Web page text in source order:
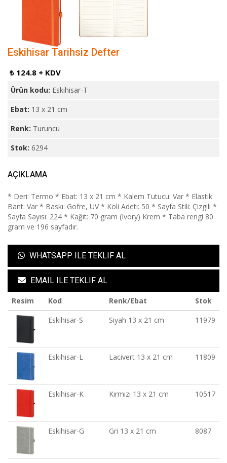
Eskihisar Tarihsiz Defter
₺ 124.8 + KDV
Ürün kodu: Eskihisar-T
Ebat: 13 x 21 cm
Renk: Turuncu
Stok: 6294
AÇIKLAMA
* Deri: Termo * Ebat: 13 x 21 cm * Kalem Tutucu: Var * Elastik
Bant: Var * Baskı: Gofre, UV * Koli Adeti: 50 * Sayfa Stili: Çizgili *
Sayfa Sayısı: 224 * Kağıt: 70 gram (Ivory) Krem * Taba rengi 80
gram ve 196 sayfadır.
WHATSAPP ILE TEKLIF AL
EMAIL ILE TEKLIF AL
Resim Kod Renk/Ebat
Stok
Eskihisar-S
Siyah 13 x 21 cm 11979
Eskihisar-L Lacivert 13 x 21 cm 11809
Eskihisar-K Kırmızı 13 x 21 cm 10517
Eskihisar-G Gri 13 x 21 cm 8087